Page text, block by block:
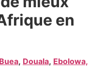
en
Buea, Douala, Ebolowa,